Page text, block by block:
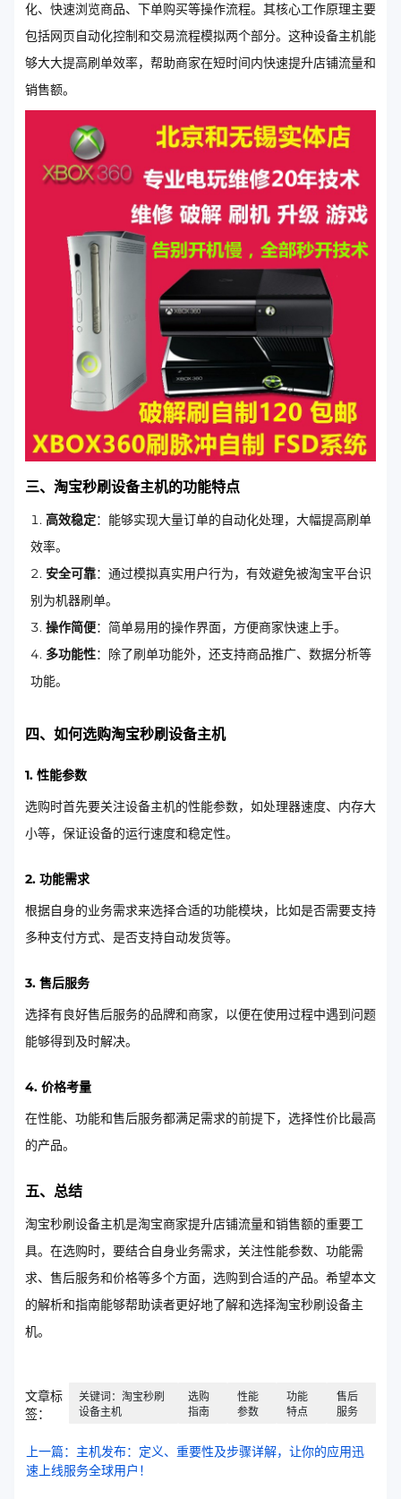
化、快速浏览商品、下单购买等操作流程。其核心工作原理主要
包括网页自动化控制和交易流程模拟两个部分。这种设备主机能
够大大提高刷单效率，帮助商家在短时间内快速提升店铺流量和
销售额。
三、淘宝秒刷设备主机的功能特点
高效稳定：能够实现大量订单的自动化处理，大幅提高刷单
效率。
安全可靠：通过模拟真实用户行为，有效避免被淘宝平台识
别为机器刷单。
操作简便：简单易用的操作界面，方便商家快速上手。
多功能性：除了刷单功能外，还支持商品推广、数据分析等
功能。
四、如何选购淘宝秒刷设备主机
1. 性能参数
选购时首先要关注设备主机的性能参数，如处理器速度、内存大
小等，保证设备的运行速度和稳定性。
2. 功能需求
根据自身的业务需求来选择合适的功能模块，比如是否需要支持
多种支付方式、是否支持自动发货等。
3. 售后服务
选择有良好售后服务的品牌和商家，以便在使用过程中遇到问题
能够得到及时解决。
4. 价格考量
在性能、功能和售后服务都满足需求的前提下，选择性价比最高
的产品。
五、总结
淘宝秒刷设备主机是淘宝商家提升店铺流量和销售额的重要工
具。在选购时，要结合自身业务需求，关注性能参数、功能需
求、售后服务和价格等多个方面，选购到合适的产品。希望本文
的解析和指南能够帮助读者更好地了解和选择淘宝秒刷设备主
机。
文章标
签：
关键词：淘宝秒刷
设备主机
选购
指南
性能
参数
功能
特点
售后
服务
上一篇：主机发布：定义、重要性及步骤详解，让你的应用迅
速上线服务全球用户！